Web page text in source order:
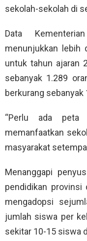
sekolah-sekolah di
Data
menunjukkan lebih
untuk tahun ajaran
sebanyak 1.289
berkurang sebanyak
“Perlu ada peta
memanfaatkan
masyarakat
Menanggapi
pendidikan
mengadopsi
jumlah siswa per
sekitar 10-15 siswa